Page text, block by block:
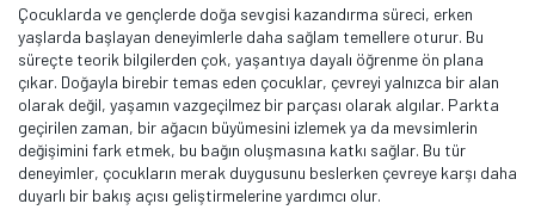
Çocuklarda ve gençlerde doğa sevgisi kazandırma süreci, erken
yaşlarda başlayan deneyimlerle daha sağlam temellere oturur. Bu
süreçte teorik bilgilerden çok, yaşantıya dayalı öğrenme ön plana
çıkar. Doğayla birebir temas eden çocuklar, çevreyi yalnızca bir alan
olarak değil, yaşamın vazgeçilmez bir parçası olarak algılar. Parkta
geçirilen zaman, bir ağacın büyümesini izlemek ya da mevsimlerin
değişimini fark etmek, bu bağın oluşmasına katkı sağlar. Bu tür
deneyimler, çocukların merak duygusunu beslerken çevreye karşı daha
duyarlı bir bakış açısı geliştirmelerine yardımcı olur.